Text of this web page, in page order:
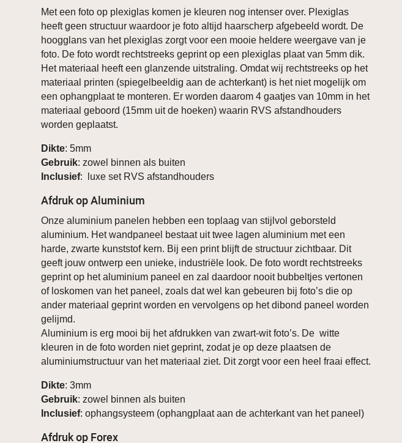
Met een foto op plexiglas komen je kleuren nog intenser over. Plexiglas
heeft geen structuur waardoor je foto altijd haarscherp afgebeeld wordt. De
hoogglans van het plexiglas zorgt voor een mooie heldere weergave van je
foto. De foto wordt rechtstreeks geprint op een plexiglas plaat van 5mm dik.
Het materiaal heeft een glanzende uitstraling. Omdat wij rechtstreeks op het
materiaal printen (spiegelbeeldig aan de achterkant) is het niet mogelijk om
een ophangplaat te monteren. Er worden daarom 4 gaatjes van 10mm in het
materiaal geboord (15mm uit de hoeken) waarin RVS afstandhouders
worden geplaatst.
Dikte: 5mm
Gebruik: zowel binnen als buiten
Inclusief: luxe set RVS afstandhouders
Afdruk op Aluminium
Onze aluminium panelen hebben een toplaag van stijlvol geborsteld
aluminium. Het wandpaneel bestaat uit twee lagen aluminium met een
harde, zwarte kunststof kern. Bij een print blijft de structuur zichtbaar. Dit
geeft jouw ontwerp een unieke, industriële look. De foto wordt rechtstreeks
geprint op het aluminium paneel en zal daardoor nooit bubbeltjes vertonen
of loskomen van het paneel, zoals dat wel kan gebeuren bij foto’s die op
ander materiaal geprint worden en vervolgens op het dibond paneel worden
gelijmd.
Aluminium is erg mooi bij het afdrukken van zwart-wit foto’s. De witte
kleuren in de foto worden niet geprint, zodat je op deze plaatsen de
aluminiumstructuur van het materiaal ziet. Dit zorgt voor een heel fraai effect.
Dikte: 3mm
Gebruik: zowel binnen als buiten
Inclusief: ophangsysteem (ophangplaat aan de achterkant van het paneel)
Afdruk op Forex